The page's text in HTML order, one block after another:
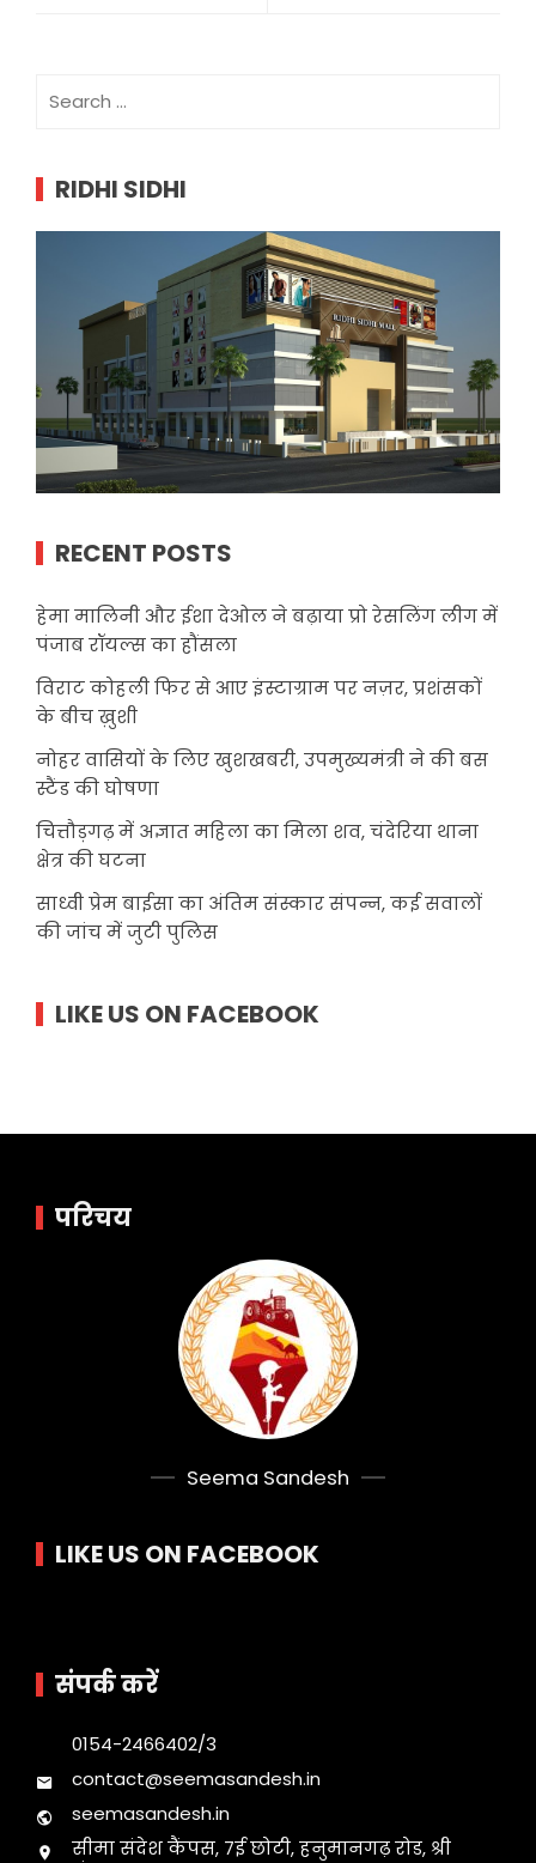
for:
RIDHI SIDHI
RECENT POSTS
हेमा मालिनी और ईशा देओल ने बढ़ाया प्रो रेसलिंग लीग में
पंजाब रॉयल्स का हौंसला
विराट कोहली फिर से आए इंस्टाग्राम पर नज़र, प्रशंसकों
के बीच ख़ुशी
नोहर वासियों के लिए खुशखबरी, उपमुख्यमंत्री ने की बस
स्टैंड की घोषणा
चित्तौड़गढ़ में अज्ञात महिला का मिला शव, चंदेरिया थाना
क्षेत्र की घटना
साध्वी प्रेम बाईसा का अंतिम संस्कार संपन्न, कई सवालों
की जांच में जुटी पुलिस
LIKE US ON FACEBOOK
परिचय
Seema Sandesh
LIKE US ON FACEBOOK
संपर्क करें
0154-2466402/3
contact@seemasandesh.in
seemasandesh.in
सीमा संदेश कैंपस, 7ई छोटी, हनुमानगढ़ रोड, श्री